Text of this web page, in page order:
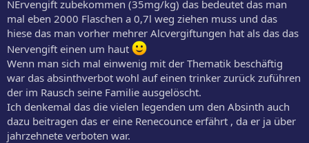
NErvengift zubekommen (35mg/kg) das bedeutet das man
mal eben 2000 Flaschen a 0,7l weg ziehen muss und das
hiese das man vorher mehrer Alcvergiftungen hat als das das
Nervengift einen um haut
Wenn man sich mal einwenig mit der Thematik beschäftig
war das absinthverbot wohl auf einen trinker zurück zuführen
der im Rausch seine Familie ausgelöscht.
Ich denkemal das die vielen legenden um den Absinth auch
dazu beitragen das er eine Renecounce erfährt , da er ja über
jahrzehnete verboten war.